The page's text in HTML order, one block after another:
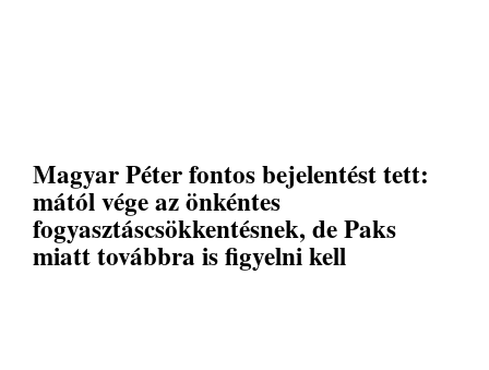
Magyar Péter fontos bejelentést tett:
mától vége az önkéntes
fogyasztáscsökkentésnek, de Paks
miatt továbbra is figyelni kell